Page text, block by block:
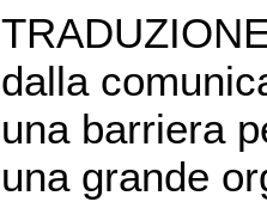
dalla
una barriera
una grande